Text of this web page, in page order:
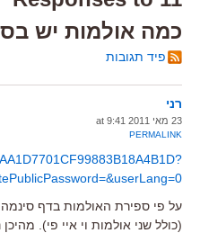
כמה אולמות יש
פיד תגובות
רני
23 מאי 2011 at 9:41
PERMALINK
(כולל שני אולמות וי איי פי).